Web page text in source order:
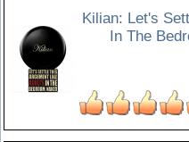
Kilian: Let's
In The